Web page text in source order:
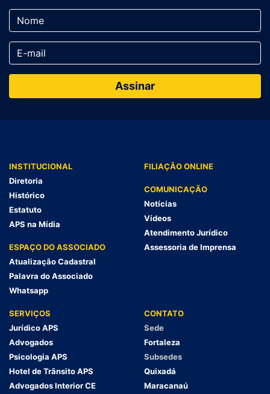
INSTITUCIONAL
Diretoria
Histórico
Estatuto
APS na Mídia
ESPAÇO DO ASSOCIADO
Atualização Cadastral
Palavra do Associado
Whatsapp
FILIAÇÃO ONLINE
COMUNICAÇÃO
Notícias
Vídeos
Atendimento Jurídico
Assessoria de Imprensa
SERVIÇOS
Jurídico APS
Advogados
Psicologia APS
Hotel de Trânsito APS
Advogados Interior CE
CONTATO
Sede
Fortaleza
Subsedes
Quixadá
Maracanaú